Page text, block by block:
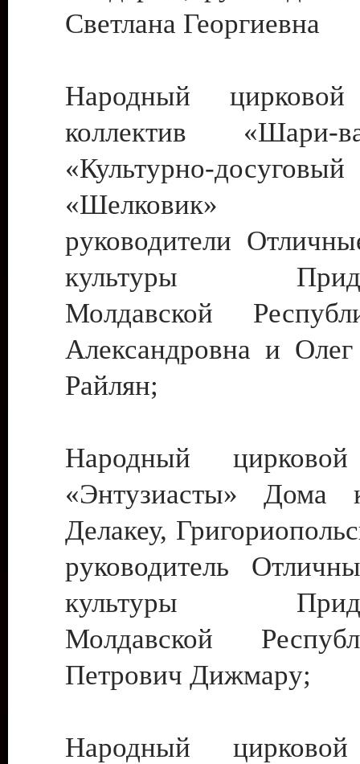
Светлана Георгиевна
Народный цирковой
коллектив
«Культурно-
«Шелковик»
руководители
культуры
Молдавской
Александровна и
Райлян;
Народный цирковой
«Энтузиасты» Дома
Делакеу,
руководитель
культуры
Молдавской
Петрович Дижмару;
Народный цирковой